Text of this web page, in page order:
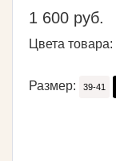
1 600 руб.
Цвета товара:
Размер: 39-41